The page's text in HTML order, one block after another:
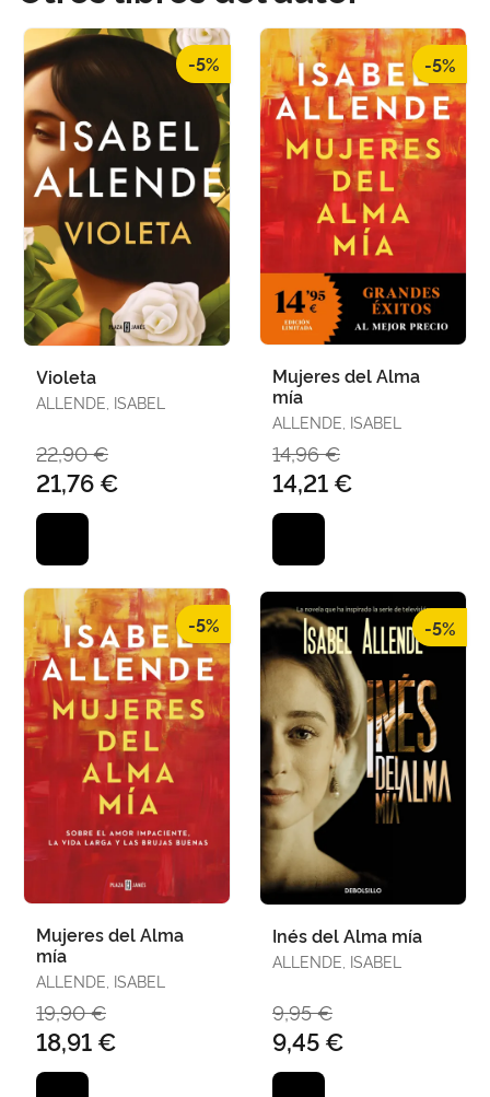
-5%
Violeta
ALLENDE, ISABEL
22,90 €
21,76 €
-5%
Mujeres del Alma
mía
ALLENDE, ISABEL
14,96 €
14,21 €
-5%
Mujeres del Alma
mía
ALLENDE, ISABEL
19,90 €
18,91 €
-5%
Inés del Alma mía
ALLENDE, ISABEL
9,95 €
9,45 €